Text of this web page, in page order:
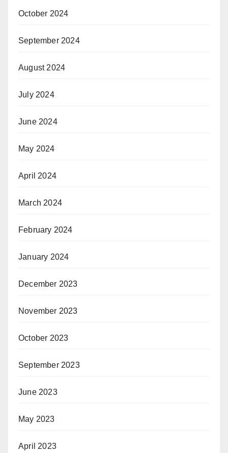
October 2024
September 2024
August 2024
July 2024
June 2024
May 2024
April 2024
March 2024
February 2024
January 2024
December 2023
November 2023
October 2023
September 2023
June 2023
May 2023
April 2023